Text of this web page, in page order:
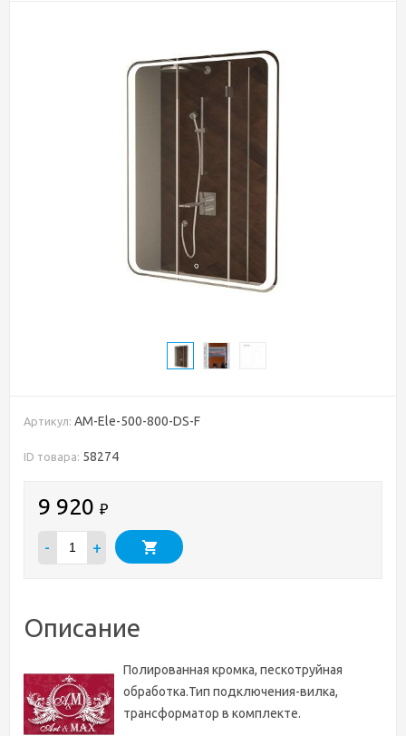
Артикул: AM-Ele-500-800-DS-F
ID товара: 58274
9 920 ₽
- +
Описание
Полированная кромка, пескотруйная
обработка.Тип подключения-вилка,
трансформатор в комплекте.